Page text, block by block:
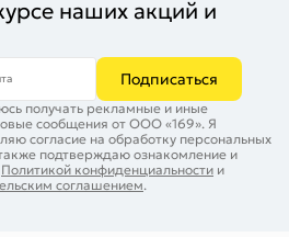
наших акций и
Подписаться
получать рекламные и иные
сообщения от ООО «169». Я
согласие на обработку персональных
подтверждаю ознакомление и
Политикой конфиденциальности и
соглашением.